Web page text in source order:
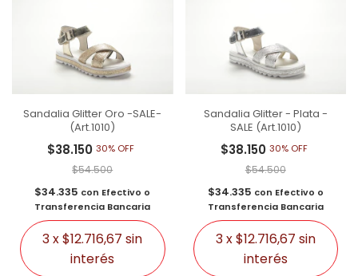
Sandalia Glitter Oro -SALE-
(Art.1010)
$38.15030% OFF
$54.500
$34.335 con Efectivo o
Transferencia Bancaria
3x$12.716,67 sin
interés
Sandalia Glitter - Plata -
SALE (Art.1010)
$38.150 30% OFF
$54.500
$34.335 con Efectivo o
Transferencia Bancaria
3x$12.716,67 sin
interés